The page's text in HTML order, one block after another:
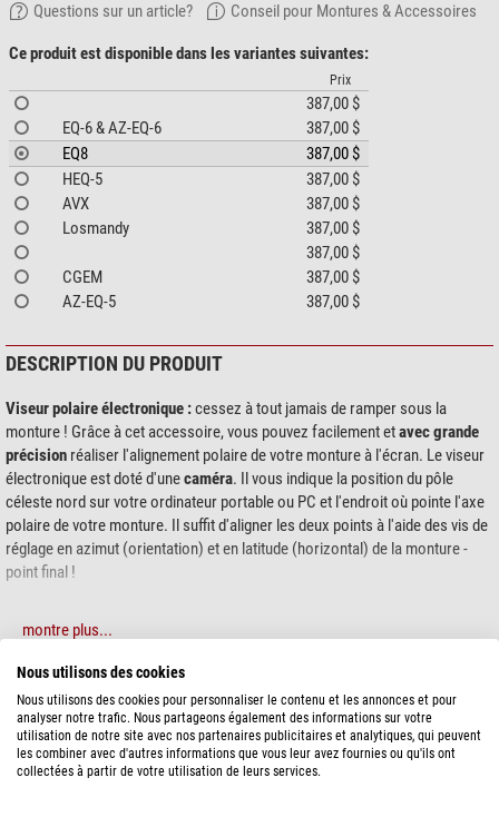
Questions sur un article? Conseil pour Montures & Accessoires
Ce produit est disponible dans les variantes suivantes:
Prix
387,00 $
EQ-6 & AZ-EQ-6
387,00 $
EQ8
387,00 $
HEQ-5
387,00 $
AVX
387,00 $
Losmandy
387,00 $
387,00 $
CGEM
387,00 $
AZ-EQ-5
387,00 $
DESCRIPTION DU PRODUIT
Viseur polaire électronique :cessez à tout jamais de ramper sous la
monture ! Grâce à cet accessoire, vous pouvez facilement etavec grande
précision réaliser l'alignement polaire de votre monture à l'écran. Le viseur
électronique est doté d'unecaméra. Il vous indique la position du pôle
céleste nord sur votre ordinateur portable ou PC et l'endroit où pointe l'axe
polaire de votre monture. Il suffit d'aligner les deux points à l'aide des vis de
réglage en azimut (orientation) et en latitude (horizontal) de la monture -
point final !
l'étoile polaire.L'électronique calcule la position exacte à partir de la date
important, l'alignement polaire est réussi même si la monture n'est réglée
correctement que de façon globale.
Il fonctionne également dans leciel austral! En outre, aux latitudes faibles,
il est tenu compte de la réfraction atmosphérique.
montre plus...
SPÉCIFICATIONS
Capacité
Champ de vision apparent (°)
11 x 8
Nous utilisons des cookies
Nous utilisons des cookies pour personnaliser le contenu et les annonces et pour
analyser notre trafic. Nous partageons également des informations sur votre
utilisation de notre site avec nos partenaires publicitaires et analytiques, qui peuvent
les combiner avec d'autres informations que vous leur avez fournies ou qu'ils ont
collectées à partir de votre utilisation de leurs services.